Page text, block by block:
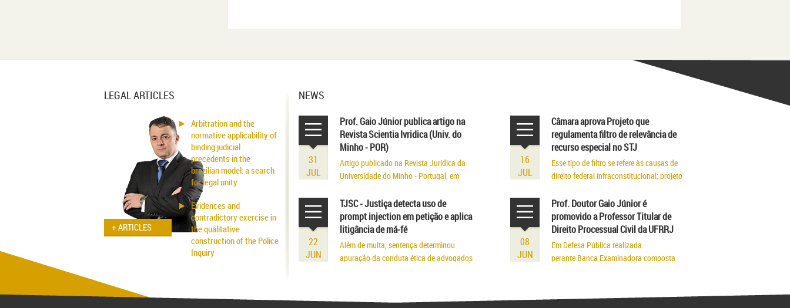
LEGAL ARTICLES
+ ARTICLES
Arbitration and the
normative applicability of
binding judicial
precedents in the
brazilian model: a search
for legal unity
Evidences and
contradictory exercise in
the qualitative
construction of the Police
Inquiry
Homeland Civil Procedure
NEWS
31
JUL
Prof. Gaio Júnior publica artigo na
Revista Scientia Ivridica (Univ. do
Minho - POR)
Artigo publicado na Revista Jurídica da
Universidade do Minho - Portugal, em
existência.
16
JUL
Câmara aprova Projeto que
regulamenta filtro de relevância de
recurso especial no STJ
Esse tipo de filtro se refere às causas de
direito federal infraconstitucional; projeto
22
JUN
TJSC - Justiça detecta uso de
prompt injection em petição e aplica
litigância de má-fé
Além de multa, sentença determinou
apuração da conduta ética de advogados
08
JUN
Prof. Doutor Gaio Júnior é
promovido a Professor Titular de
Direito Processual Civil da UFRRJ
Em Defesa Pública realizada
perante Banca Examinadora composta